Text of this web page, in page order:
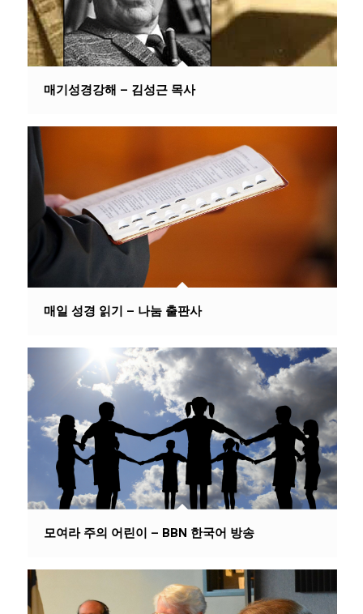
매기성경강해 – 김성근 목사
매일 성경 읽기 – 나눔 출판사
모여라 주의 어린이 – BBN 한국어 방송